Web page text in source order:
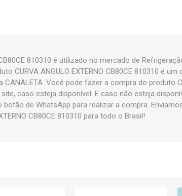
810310 é utilizado no mercado de
CURVA ANGULO EXTERNO CB80CE 810310 é
Você pode fazer a compra do produto
caso esteja disponível. E caso não esteja
de WhatsApp para realizar a compra.
CB80CE 810310 para todo o Brasil!